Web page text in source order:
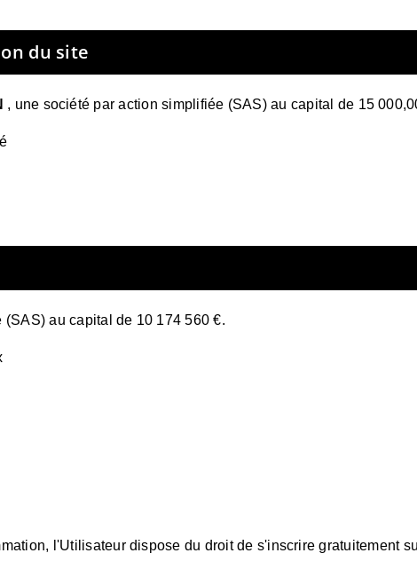
du site
, une société par action simplifiée (SAS) au capital de 15
au capital de 10 174 560 €.
l'Utilisateur dispose du droit de s'inscrire gratuitement